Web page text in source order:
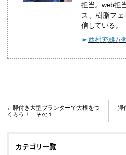
担当。web担
ス、樹脂フ
信している。
►西村充雄が
←脚付き大型プランターで大根をつ
くろう！ その１
脚
カテゴリ一覧